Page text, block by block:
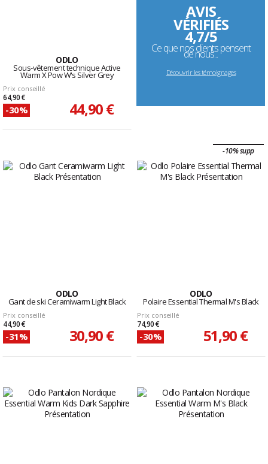
ODLO
Sous-vêtement technique Active
Warm X Pow W's Silver Grey
Prix conseillé
64,90 €
-30% 44,90 €
AVIS
VÉRIFIÉS
4,7/5
Ce que nos clients pensent
de nous...
Découvrir les témoignages
ODLO
Gant de ski Ceramiwarm Light Black
Prix conseillé
44,90 €
-31% 30,90 €
-10% supp
ODLO
Polaire Essential Thermal M's Black
Prix conseillé
74,90 €
-30% 51,90 €